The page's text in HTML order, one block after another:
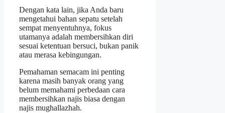
Dengan kata lain, jika Anda baru
mengetahui bahan sepatu setelah
sempat menyentuhnya, fokus
utamanya adalah membersihkan diri
sesuai ketentuan bersuci, bukan panik
atau merasa kebingungan.
Pemahaman semacam ini penting
karena masih banyak orang yang
belum memahami perbedaan cara
membersihkan najis biasa dengan
najis mughallazhah.